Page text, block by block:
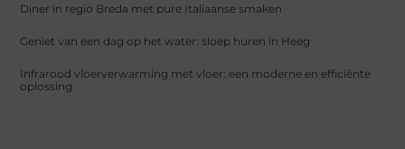
Diner in regio Breda met pure Italiaanse smaken
Geniet van een dag op het water: sloep huren in Heeg
Infrarood vloerverwarming met vloer: een moderne en efficiënte
oplossing